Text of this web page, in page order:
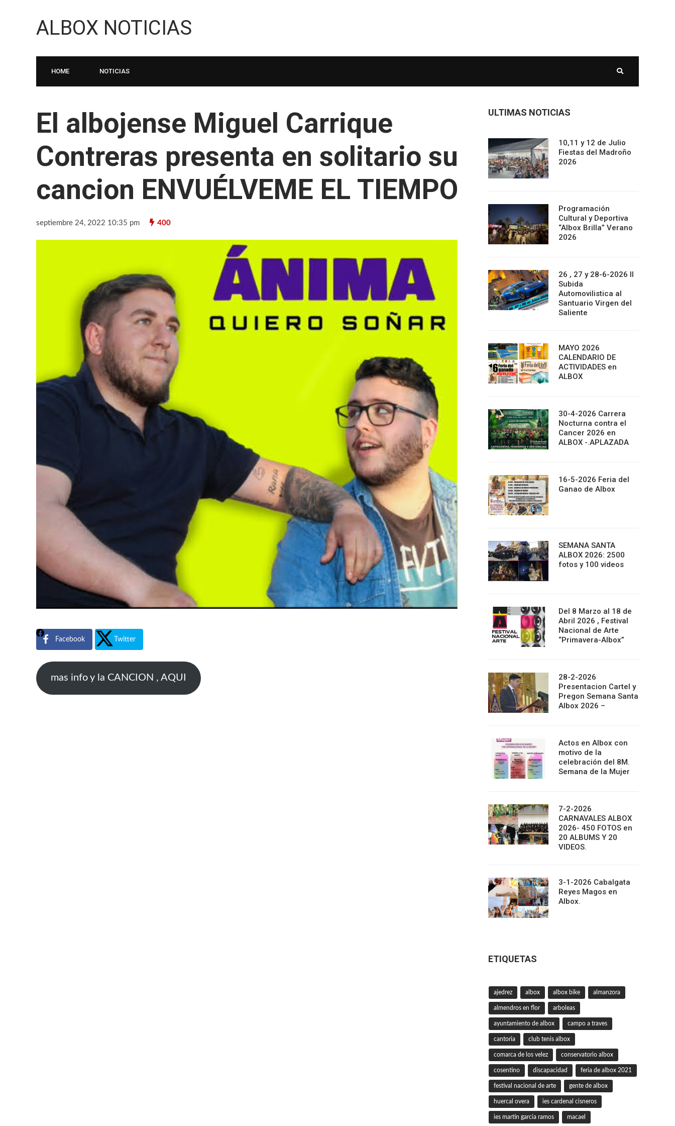
ALBOX NOTICIAS
HOME NOTICIAS
El albojense Miguel Carrique
Contreras presenta en solitario su
cancion ENVUÉLVEME EL TIEMPO
septiembre 24, 2022 10:35 pm 400
Facebook Twitter
mas info y la CANCION , AQUI
ULTIMAS NOTICIAS
10,11 y 12 de Julio
Fiestas del Madroño
2026
Programación
Cultural y Deportiva
“Albox Brilla” Verano
2026
26 , 27 y 28-6-2026 II
Subida
Automovilistica al
Santuario Virgen del
Saliente
MAYO 2026
CALENDARIO DE
ACTIVIDADES en
ALBOX
30-4-2026 Carrera
Nocturna contra el
Cancer 2026 en
ALBOX -.APLAZADA
16-5-2026 Feria del
Ganao de Albox
SEMANA SANTA
ALBOX 2026: 2500
fotos y 100 videos
Del 8 Marzo al 18 de
Abril 2026 , Festival
Nacional de Arte
“Primavera-Albox”
28-2-2026
Presentacion Cartel y
Pregon Semana Santa
Albox 2026 –
Actos en Albox con
motivo de la
celebración del 8M.
Semana de la Mujer
7-2-2026
CARNAVALES ALBOX
2026- 450 FOTOS en
20 ALBUMS Y 20
VIDEOS.
3-1-2026 Cabalgata
Reyes Magos en
Albox.
ETIQUETAS
ajedrez albox albox bike almanzora
almendros en flor arboleas
ayuntamiento de albox campo a traves
cantoria club tenis albox
comarca de los velez conservatorio albox
cosentino discapacidad feria de albox 2021
festival nacional de arte gente de albox
huercal overa ies cardenal cisneros
ies martin garcia ramos macael